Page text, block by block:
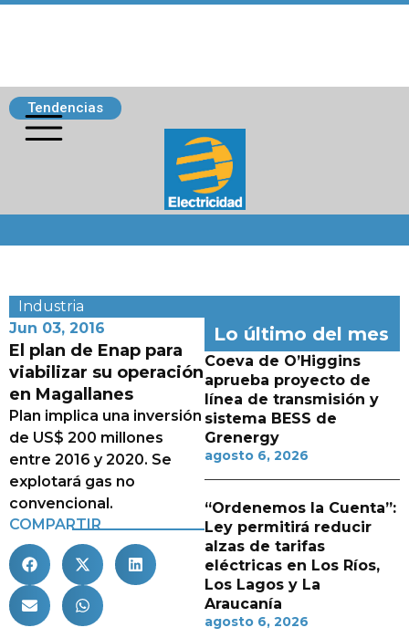
Tendencias
Industria
Jun 03, 2016
El plan de Enap para
viabilizar su operación
en Magallanes
Plan implica una inversión
de US$ 200 millones
entre 2016 y 2020. Se
explotará gas no
convencional.
COMPARTIR
Lo último del mes
Coeva de O’Higgins
aprueba proyecto de
línea de transmisión y
sistema BESS de
Grenergy
agosto 6, 2026
“Ordenemos la Cuenta”:
Ley permitirá reducir
alzas de tarifas
eléctricas en Los Ríos,
Los Lagos y La
Araucanía
agosto 6, 2026